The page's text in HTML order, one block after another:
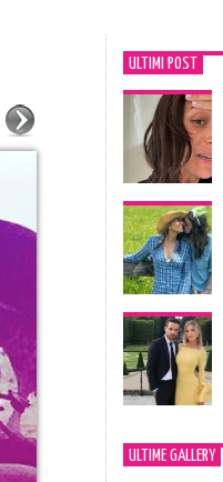
ULTIMI POST
ULTIME GALLERY